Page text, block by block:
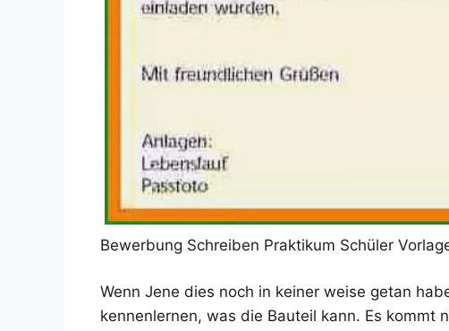
Bewerbung Schreiben Praktikum Schüler
Wenn Jene dies noch in keiner weise getan
kennenlernen, was die Bauteil kann. Es kommt